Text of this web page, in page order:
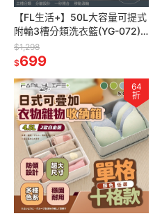
【FL生活+】50L大容量可提式
附輪3槽分類洗衣籃(YG-072)
分類洗衣籃 髒衣籃 洗衣籃推車
雙層洗衣籃
$1,298
$699
64
折